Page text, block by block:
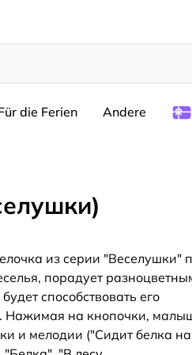
die Ferien Andere
из серии "Веселушки"
порадует
способствовать его
Нажимая на кнопочки,
и мелодии ("Сидит белка на